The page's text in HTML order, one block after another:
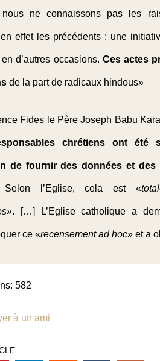
ne connaissons pas les
effet les précédents : une
d’autres occasions. Ces actes
de la part de radicaux hindous»
Fides le Père Joseph Babu
chrétiens ont été
de fournir des données et
l’Eglise, cela est «
». […] L’Eglise catholique a
ce «recensement ad hoc» et a
582
à un ami